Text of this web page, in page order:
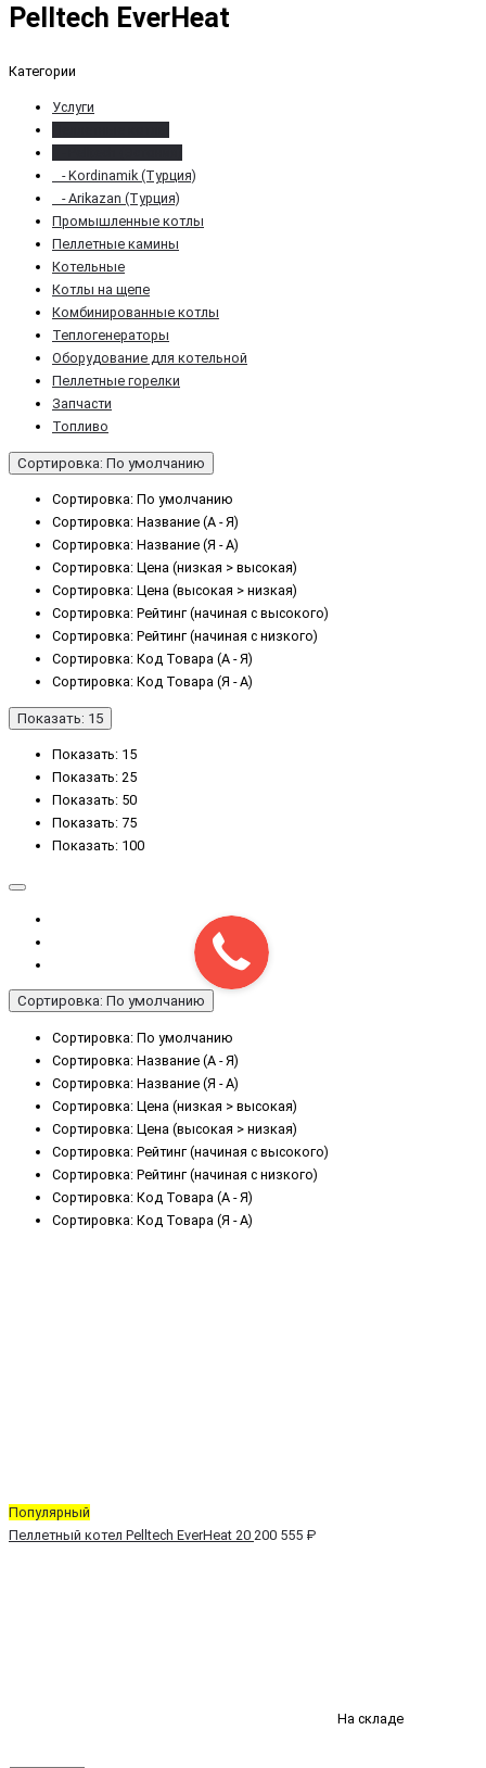
Pelltech EverHeat
Категории
Услуги
- Kordinamik (Турция)
- Arikazan (Турция)
Промышленные котлы
Пеллетные камины
Котельные
Котлы на щепе
Комбинированные котлы
Теплогенераторы
Оборудование для котельной
Пеллетные горелки
Запчасти
Топливо
Сортировка: По умолчанию
Сортировка: По умолчанию
Сортировка: Название (А - Я)
Сортировка: Название (Я - А)
Сортировка: Цена (низкая > высокая)
Сортировка: Цена (высокая > низкая)
Сортировка: Рейтинг (начиная с высокого)
Сортировка: Рейтинг (начиная с низкого)
Сортировка: Код Товара (А - Я)
Сортировка: Код Товара (Я - А)
Показать: 15
Показать: 15
Показать: 25
Показать: 50
Показать: 75
Показать: 100
Сортировка: По умолчанию
Сортировка: По умолчанию
Сортировка: Название (А - Я)
Сортировка: Название (Я - А)
Сортировка: Цена (низкая > высокая)
Сортировка: Цена (высокая > низкая)
Сортировка: Рейтинг (начиная с высокого)
Сортировка: Рейтинг (начиная с низкого)
Сортировка: Код Товара (А - Я)
Сортировка: Код Товара (Я - А)
Популярный
Пеллетный котел Pelltech EverHeat 20 200 555 ₽
На складе